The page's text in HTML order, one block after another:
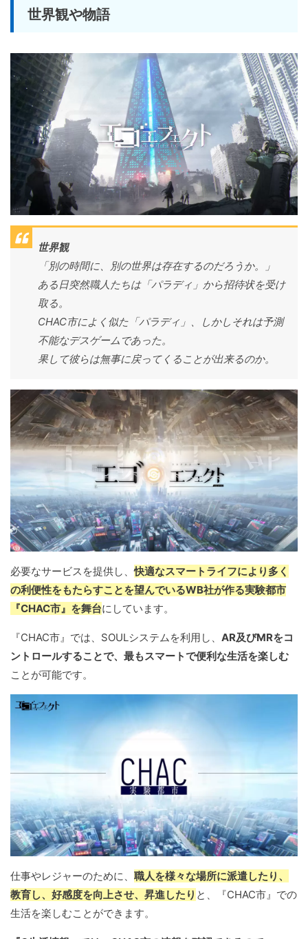
世界観や物語
世界観
「別の時間に、別の世界は存在するのだろうか。」
ある日突然職人たちは「パラディ」から招待状を受け
取る。
CHAC市によく似た「パラディ」、しかしそれは予測
不能なデスゲームであった。
果して彼らは無事に戻ってくることが出来るのか。
必要なサービスを提供し、快適なスマートライフにより多く
の利便性をもたらすことを望んでいるWB社が作る実験都市
『CHAC市』を舞台にしています。
『CHAC市』では、SOULシステムを利用し、 AR及びMRをコ
ントロールすることで、最もスマートで便利な生活を楽しむ
ことが可能です。
仕事やレジャーのために、 職人を様々な場所に派遣したり、
教育し、好感度を向上させ、昇進したり と、『CHAC市』での
生活を楽しむことができます。